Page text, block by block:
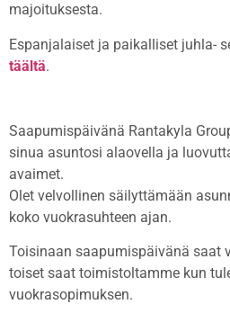
majoituksesta.
Espanjalaiset ja paikalliset juhla-
täältä.
Saapumispäivänä Rantakyla
sinua asuntosi alaovella ja
avaimet.
Olet velvollinen säilyttämään
koko vuokrasuhteen ajan.
Toisinaan saapumispäivänä saat
toiset saat toimistoltamme kun
vuokrasopimuksen.